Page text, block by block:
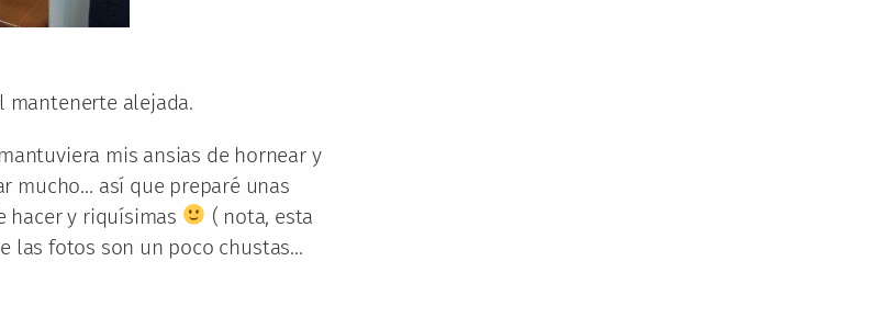
mantenerte alejada.
mis ansias de hornear y
mucho… así que preparé unas
hacer y riquísimas
( nota, esta
las fotos son un poco chustas…